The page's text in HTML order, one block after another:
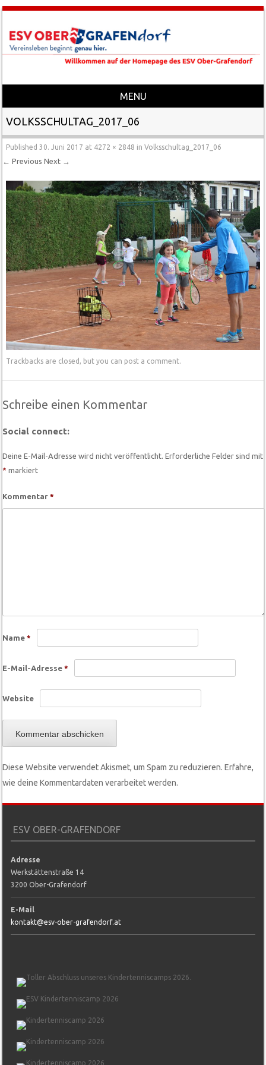
MENU
Skip to content
VOLKSSCHULTAG_2017_06
Published 30. Juni 2017 at 4272 × 2848 inVolksschultag_2017_06
← Previous Next →
Trackbacks are closed, but you can post a comment.
Schreibe einen Kommentar
Social connect:
Deine E-Mail-Adresse wird nicht veröffentlicht. Erforderliche Felder sind mit
* markiert
Kommentar*
Name*
E-Mail-Adresse*
Website
Diese Website verwendet Akismet, um Spam zu reduzieren.Erfahre,
wie deine Kommentardaten verarbeitet werden.
ESV OBER-GRAFENDORF
Adresse
Werkstättenstraße 14
3200 Ober-Grafendorf
E-Mail
kontakt@esv-ober-grafendorf.at